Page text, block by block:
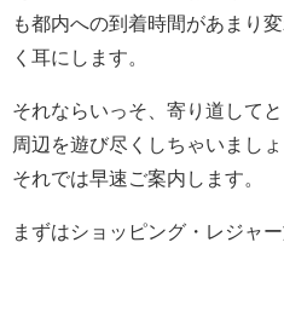
も都内への到着時間があまり
く耳にします。
それならいっそ、寄り道して
周辺を遊び尽くしちゃいましょ
それでは早速ご案内します。
まずはショッピング・レジャ